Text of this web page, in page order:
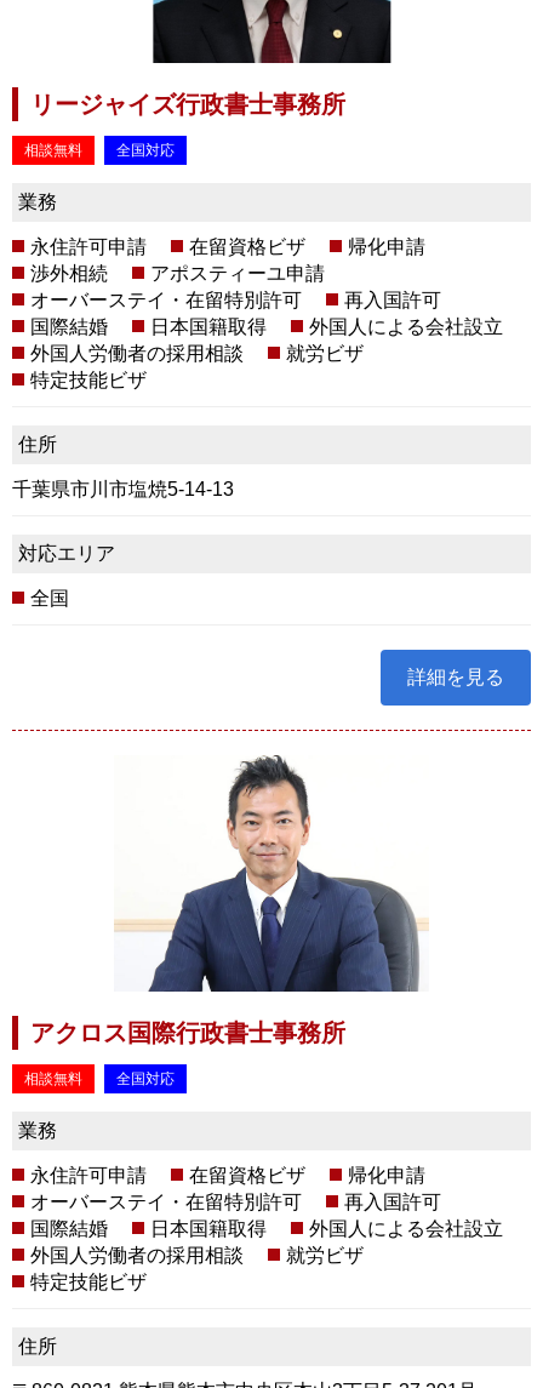
リージャイズ行政書士事務所
相談無料 全国対応
業務
永住許可申請 在留資格ビザ
帰化申請
渉外相続
アポスティーユ申請
オーバーステイ・在留特別許可
再入国許可
国際結婚
日本国籍取得
外国人による会社設立
外国人労働者の採用相談
就労ビザ
特定技能ビザ
住所
千葉県市川市塩焼5-14-13
対応エリア
全国
詳細を見る
アクロス国際行政書士事務所
相談無料 全国対応
業務
永住許可申請 在留資格ビザ
帰化申請
オーバーステイ・在留特別許可
再入国許可
国際結婚
日本国籍取得
外国人による会社設立
外国人労働者の採用相談
就労ビザ
特定技能ビザ
住所